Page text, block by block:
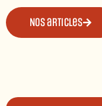
Nos articles